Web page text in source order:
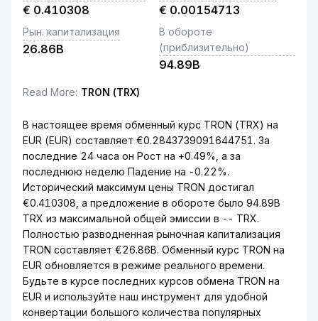
€ 0.410308 € 0.00154713
Рын. капитализация
26.86B
В обороте
(приблизительно)
94.89B
Read More: TRON (TRX)
В настоящее время обменный курс TRON (TRX) на
EUR (EUR) составляет €0.2843739091644751. За
последние 24 часа он Рост на +0.49%, а за
последнюю неделю Падение на -0.22%.
Исторический максимум цены TRON достигал
€0.410308, а предложение в обороте было 94.89B
TRX из максимальной общей эмиссии в -- TRX.
Полностью разводненная рыночная капитализация
TRON составляет €26.86B. Обменный курс TRON на
EUR обновляется в режиме реального времени.
Будьте в курсе последних курсов обмена TRON на
EUR и используйте наш инструмент для удобной
конвертации большого количества популярных